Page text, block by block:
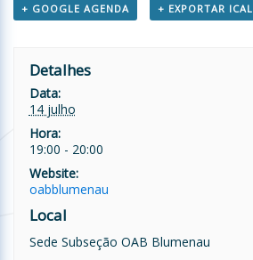
+ GOOGLE AGENDA + EXPORTAR ICAL
Detalhes
Data:
14 julho
Hora:
19:00 - 20:00
Website:
oabblumenau
Local
Sede Subseção OAB Blumenau